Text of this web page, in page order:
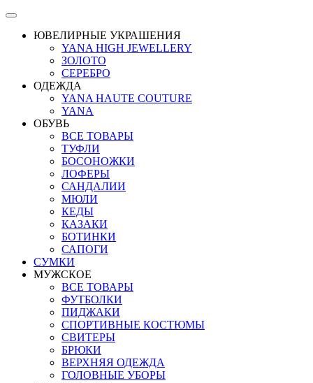
ЮВЕЛИРНЫЕ УКРАШЕНИЯ
YANA HIGH JEWELLERY
ЗОЛОТО
СЕРЕБРО
ОДЕЖДА
YANA HAUTE COUTURE
YANA
ОБУВЬ
ВСЕ ТОВАРЫ
ТУФЛИ
БОСОНОЖКИ
ЛОФЕРЫ
САНДАЛИИ
МЮЛИ
КЕДЫ
КАЗАКИ
БОТИНКИ
САПОГИ
СУМКИ
МУЖСКОЕ
ВСЕ ТОВАРЫ
ФУТБОЛКИ
ПИДЖАКИ
СПОРТИВНЫЕ КОСТЮМЫ
СВИТЕРЫ
БРЮКИ
ВЕРХНЯЯ ОДЕЖДА
ГОЛОВНЫЕ УБОРЫ